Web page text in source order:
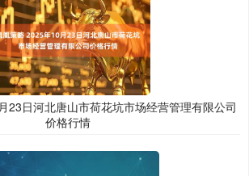
23日河北唐山市荷花坑市场经营管理有限公司
价格行情